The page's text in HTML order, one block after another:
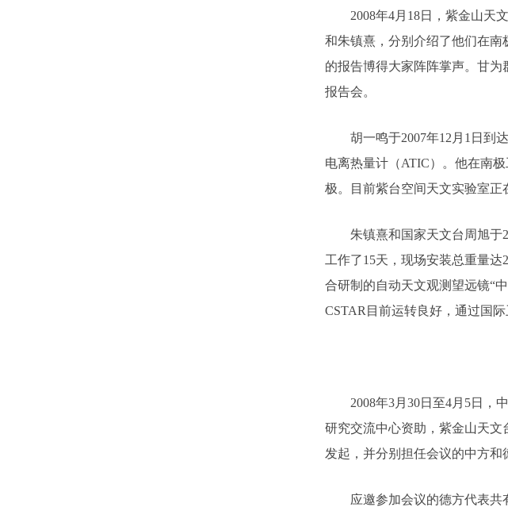
2008年4月18日，紫金山天文
和朱镇熹，分别介绍了他们在
的报告博得大家阵阵掌声。甘
报告会。
胡一鸣于2007年12月1日到达
电离热量计（ATIC）。他在南
极。目前紫台空间天文实验室正
朱镇熹和国家天文台周旭于
工作了15天，现场安装总重量
合研制的自动天文观测望远镜“
CSTAR目前运转良好，通过国
2008年3月30日至4月5日，中
研究交流中心资助，紫金山天文
发起，并分别担任会议的中方和
应邀参加会议的德方代表共有